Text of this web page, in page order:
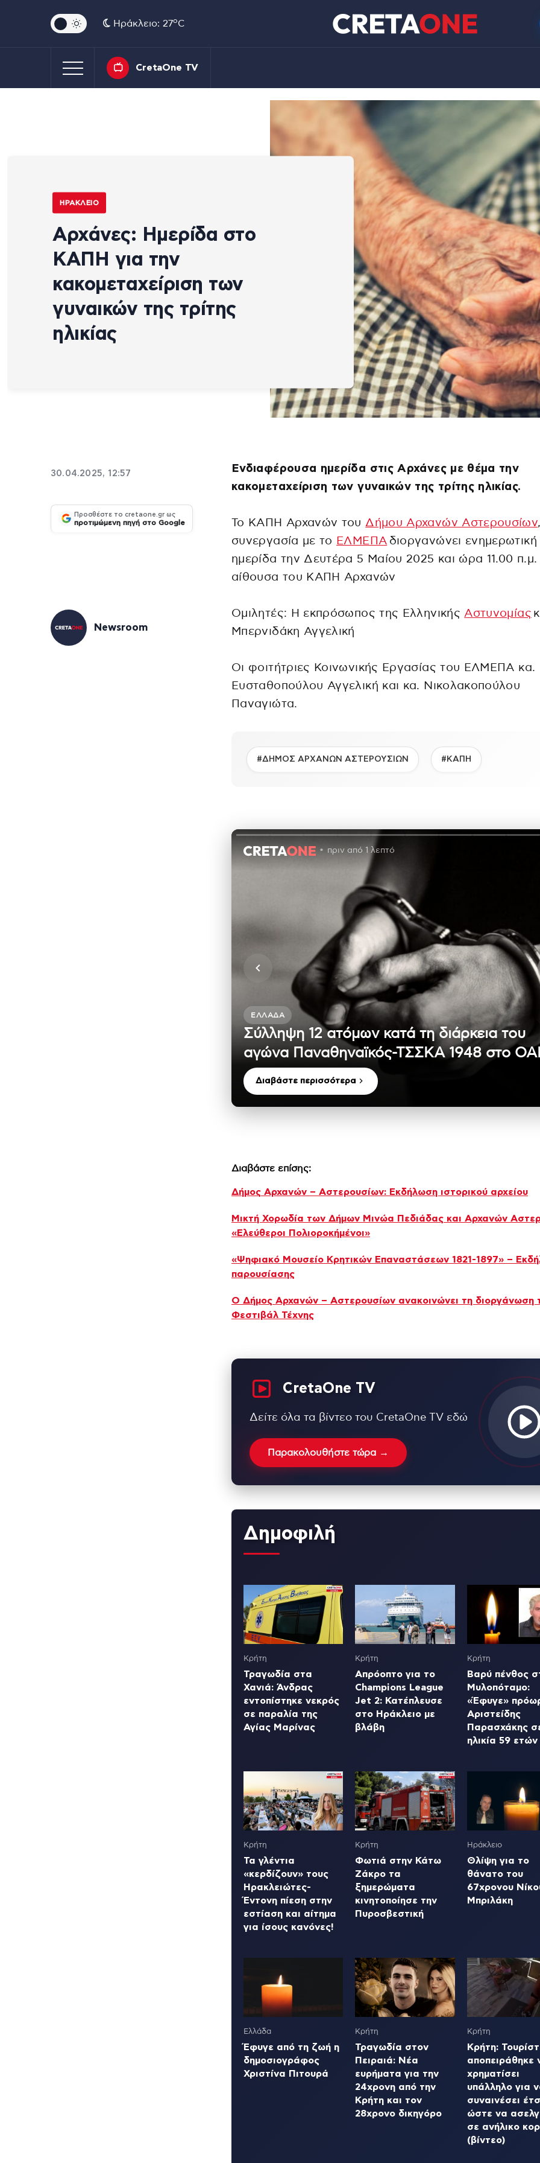
Ηράκλειο: 27oC
CretaOne TV
ΗΡΆΚΛΕΙΟ
Αρχάνες: Ημερίδα στο
ΚΑΠΗ για την
κακομεταχείριση των
γυναικών της τρίτης
ηλικίας
30.04.2025, 12:57
Προσθέστε το cretaone.gr ως
προτιμώμενη πηγή στο Google
Newsroom
Ενδιαφέρουσα ημερίδα στις Αρχάνες με θέμα την
κακομεταχείριση των γυναικών της τρίτης ηλικίας.
Το ΚΑΠΗ Αρχανών του Δήμου Αρχανών Αστερουσίων
συνεργασία με το ΕΛΜΕΠΑ διοργανώνει ενημερωτική
ημερίδα την Δευτέρα 5 Μαίου 2025 και ώρα 11.00 π.μ.
αίθουσα του ΚΑΠΗ Αρχανών
Ομιλητές: Η εκπρόσωπος της Ελληνικής Αστυνομίας
Μπερνιδάκη Αγγελική
Οι φοιτήτριες Κοινωνικής Εργασίας του ΕΛΜΕΠΑ κα.
Ευσταθοπούλου Αγγελική και κα. Νικολακοπούλου
Παναγιώτα.
#ΔΗΜΟΣ ΑΡΧΑΝΩΝ ΑΣΤΕΡΟΥΣΙΩΝ #ΚΑΠΗ
πριν από 1 λεπτό
ΕΛΛΆΔΑ
Σύλληψη 12 ατόμων κατά τη διάρκεια του
αγώνα Παναθηναϊκός-ΤΣΣΚΑ 1948 στο
Διαβάστε περισσότερα
Διαβάστε επίσης:
Δήμος Αρχανών – Αστερουσίων: Εκδήλωση ιστορικού αρχείου
Μικτή Χορωδία των Δήμων Μινώα Πεδιάδας και Αρχανών
«Ελεύθεροι Πολιοροκήμένοι»
«Ψηφιακό Μουσείο Κρητικών Επαναστάσεων 1821-1897» –
παρουσίασης
Ο Δήμος Αρχανών – Αστερουσίων ανακοινώνει τη διοργάνωση
Φεστιβάλ Τέχνης
CretaOne TV
Δείτε όλα τα βίντεο του CretaOne TV εδώ
Παρακολουθήστε τώρα →
Δημοφιλή
Κρήτη
Τραγωδία στα
Χανιά: Άνδρας
εντοπίστηκε νεκρός
σε παραλία της
Αγίας Μαρίνας
Κρήτη
Απρόοπτο για το
Champions League
Jet 2: Κατέπλευσε
στο Ηράκλειο με
βλάβη
Κρήτη
Βαρύ πένθος
Μυλοπόταμο:
«Έφυγε»
Αριστείδης
Παρασχάκης
ηλικία 59 ετών
Κρήτη
Τα γλέντια
«κερδίζουν» τους
Ηρακλειώτες-
Έντονη πίεση στην
εστίαση και αίτημα
για ίσους κανόνες!
Κρήτη
Φωτιά στην Κάτω
Ζάκρο τα
ξημερώματα
κινητοποίησε την
Πυροσβεστική
Ηράκλειο
Θλίψη για το
θάνατο του
67χρονου
Μπριλάκη
Ελλάδα
Έφυγε από τη ζωή η
δημοσιογράφος
Χριστίνα Πιτουρά
Κρήτη
Τραγωδία στον
Πειραιά: Νέα
ευρήματα για την
24χρονη από την
Κρήτη και τον
28χρονο δικηγόρο
Κρήτη
Κρήτη:
αποπειράθηκε
χρηματίσει
υπάλληλο για
συναινέσει
ώστε να
σε ανήλικο
(βίντεο)